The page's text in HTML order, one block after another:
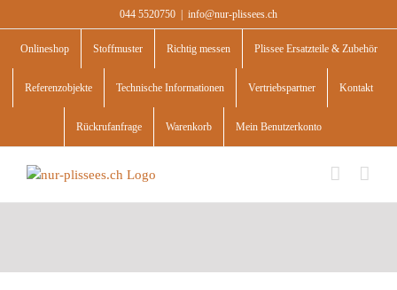
to
content
044 5520750 info@nur-plissees.ch
Onlineshop Stoffmuster Richtig messen Plissee Ersatzteile & Zubehör
Referenzobjekte Technische Informationen Vertriebspartner Kontakt
Rückrufanfrage Warenkorb Mein Benutzerkonto